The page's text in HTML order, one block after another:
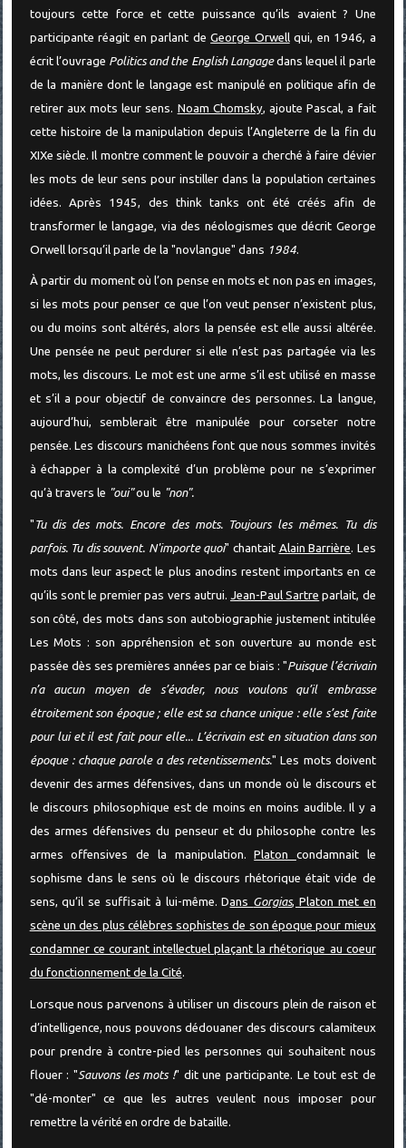
toujours cette force et cette puissance qu’ils avaient ? Une
participante réagit en parlant deGeorge Orwellqui, en 1946, a
écrit l’ouvrage Politics and the English Langagedans lequel il parle
de la manière dont le langage est manipulé en politique afin de
retirer aux mots leur sens. Noam Chomsky, ajoute Pascal, a fait
cette histoire de la manipulation depuis l’Angleterre de la fin du
XIXe siècle. Il montre comment le pouvoir a cherché à faire dévier
les mots de leur sens pour instiller dans la population certaines
idées. Après 1945, des think tanks ont été créés afin de
transformer le langage, via des néologismes que décrit George
Orwell lorsqu’il parle de la "novlangue" dans 1984.
À partir du moment où l’on pense en mots et non pas en images,
si les mots pour penser ce que l’on veut penser n’existent plus,
ou du moins sont altérés, alors la pensée est elle aussi altérée.
Une pensée ne peut perdurer si elle n’est pas partagée via les
mots, les discours. Le mot est une arme s’il est utilisé en masse
et s’il a pour objectif de convaincre des personnes. La langue,
aujourd’hui, semblerait être manipulée pour corseter notre
pensée. Les discours manichéens font que nous sommes invités
à échapper à la complexité d’un problème pour ne s’exprimer
qu’à travers le "oui"ou le "non".
" Tu dis des mots. Encore des mots. Toujours les mêmes. Tu dis
parfois. Tu dis souvent. N'importe quoi" chantait Alain Barrière. Les
mots dans leur aspect le plus anodins restent importants en ce
qu’ils sont le premier pas vers autrui.Jean-Paul Sartre parlait, de
son côté, des mots dans son autobiographie justement intitulée
Les Mots : son appréhension et son ouverture au monde est
passée dès ses premières années par ce biais : "Puisque l’écrivain
n’a aucun moyen de s’évader, nous voulons qu’il embrasse
étroitement son époque ; elle est sa chance unique : elle s’est faite
pour lui et il est fait pour elle... L’écrivain est en situation dans son
époque : chaque parole a des retentissements." Les mots doivent
devenir des armes défensives, dans un monde où le discours et
le discours philosophique est de moins en moins audible. Il y a
des armes défensives du penseur et du philosophe contre les
armes offensives de la manipulation.Platon condamnait le
sophisme dans le sens où le discours rhétorique était vide de
sens, qu’il se suffisait à lui-même. Dans Gorgias, Platon met en
scène un des plus célèbres sophistes de son époque pour mieux
condamner ce courant intellectuel plaçant la rhétorique au coeur
du fonctionnement de la Cité.
Lorsque nous parvenons à utiliser un discours plein de raison et
d’intelligence, nous pouvons dédouaner des discours calamiteux
pour prendre à contre-pied les personnes qui souhaitent nous
flouer : "Sauvons les mots !" dit une participante. Le tout est de
"dé-monter" ce que les autres veulent nous imposer pour
remettre la vérité en ordre de bataille.